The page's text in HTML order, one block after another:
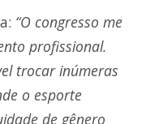
“O congresso me
profissional.
trocar inúmeras
o esporte
de gênero